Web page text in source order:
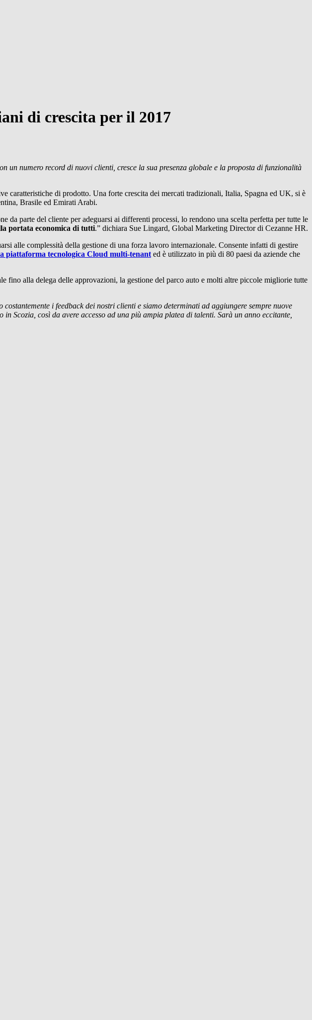
di crescita per il 2017
un numero record di nuovi clienti, cresce la sua presenza globale e la proposta di funzionalità
caratteristiche di prodotto. Una forte crescita dei mercati tradizionali, Italia, Spagna ed UK, si è
Brasile ed Emirati Arabi.
da parte del cliente per adeguarsi ai differenti processi, lo rendono una scelta perfetta per tutte le
portata economica di tutti.” dichiara Sue Lingard, Global Marketing Director di Cezanne HR.
alle complessità della gestione di una forza lavoro internazionale. Consente infatti di gestire
piattaforma tecnologica Cloud multi-tenant ed è utilizzato in più di 80 paesi da aziende che
fino alla delega delle approvazioni, la gestione del parco auto e molti altre piccole migliorie tutte
costantemente i feedback dei nostri clienti e siamo determinati ad aggiungere sempre nuove
Scozia, così da avere accesso ad una più ampia platea di talenti. Sarà un anno eccitante,